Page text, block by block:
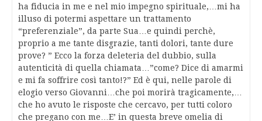
ha fiducia in me e nel mio impegno spirituale,…mi ha
illuso di potermi aspettare un trattamento
“preferenziale”, da parte Sua…e quindi perchè,
proprio a me tante disgrazie, tanti dolori, tante dure
prove? ” Ecco la forza deleteria del dubbio, sulla
autenticità di quella chiamata…”come? Dice di amarmi
e mi fa soffrire così tanto!?” Ed è qui, nelle parole di
elogio verso Giovanni…che poi morirà tragicamente,…
che ho avuto le risposte che cercavo, per tutti coloro
che pregano con me…E’ in questa breve omelia di